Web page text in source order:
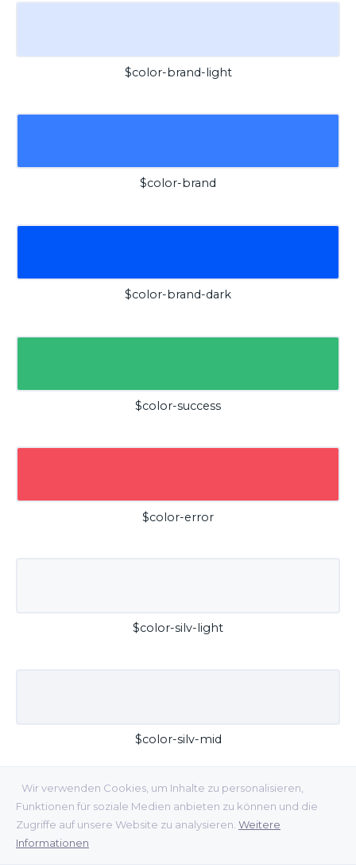
Wir verwenden Cookies, um Inhalte zu personalisieren,
Funktionen für soziale Medien anbieten zu können und die
Zugriffe auf unsere Website zu analysieren. Weitere
Informationen
$color-brand-light
$color-brand
$color-brand-dark
$color-success
$color-error
$color-silv-light
$color-silv-mid